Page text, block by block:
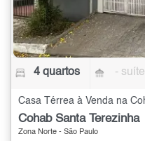
4 quartos - suíte
Cohab Santa Terezinha
Zona Norte - São Paulo